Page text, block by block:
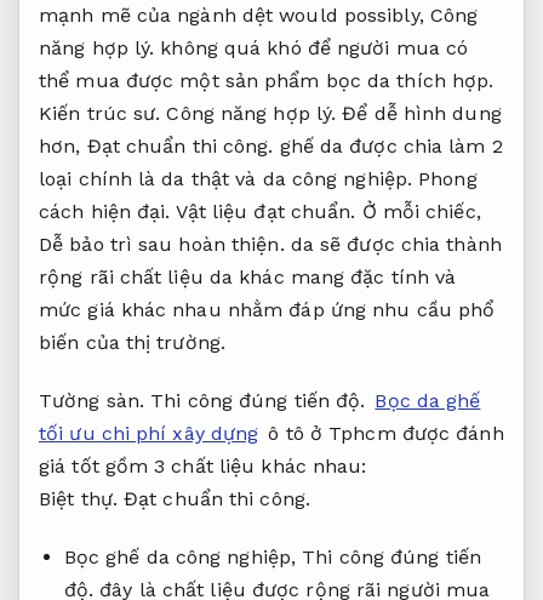
mạnh mẽ của ngành dệt would possibly, Công
năng hợp lý. không quá khó để người mua có
thể mua được một sản phẩm bọc da thích hợp.
Kiến trúc sư. Công năng hợp lý. Để dễ hình dung
hơn, Đạt chuẩn thi công. ghế da được chia làm 2
loại chính là da thật và da công nghiệp. Phong
cách hiện đại. Vật liệu đạt chuẩn. Ở mỗi chiếc,
Dễ bảo trì sau hoàn thiện. da sẽ được chia thành
rộng rãi chất liệu da khác mang đặc tính và
mức giá khác nhau nhằm đáp ứng nhu cầu phổ
biến của thị trường.
Tường sàn. Thi công đúng tiến độ. Bọc da ghế
tối ưu chi phí xây dựng ô tô ở Tphcm được đánh
giá tốt gồm 3 chất liệu khác nhau:
Biệt thự. Đạt chuẩn thi công.
Bọc ghế da công nghiệp, Thi công đúng tiến
độ. đây là chất liệu được rộng rãi người mua